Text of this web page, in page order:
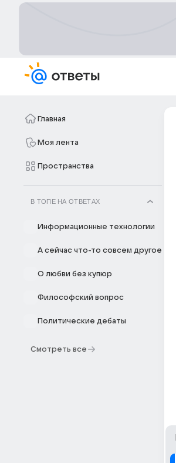
Главная
Моя лента
Пространства
В ТОПЕ НА ОТВЕТАХ
Информационные технологии
А сейчас что-то совсем другое
О любви без купюр
Философский вопрос
Политические дебаты
Смотреть все